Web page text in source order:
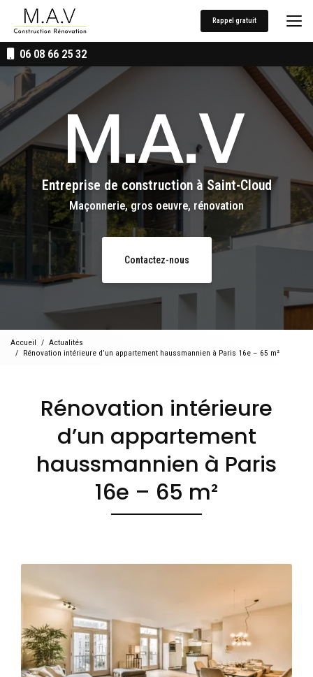
contenu
principal
06 08 66 25 32
Rappel gratuit
Entreprise de construction à Saint-Cloud
Maçonnerie, gros oeuvre, rénovation
Contactez-nous
Accueil
Actualités
Rénovation intérieure d’un appartement haussmannien à Paris 16e – 65 m²
Rénovation intérieure
d’un appartement
haussmannien à Paris
16e – 65 m²